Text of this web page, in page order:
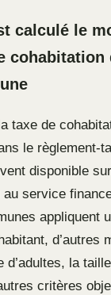
calculé le
cohabitation
taxe de
le règlement-
disponible
au service
appliquent
d’autres
d’adultes, la
critères